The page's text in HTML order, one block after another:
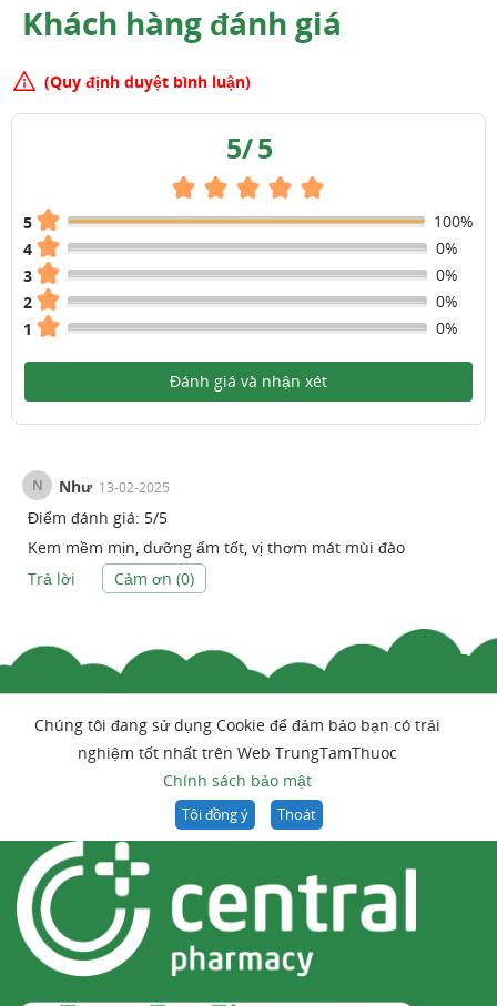
Khách hàng đánh giá
(Quy định duyệt bình luận)
5/5
5
100%
4
0%
3
0%
2
0%
1
0%
Đánh giá và nhận xét
N Như 13-02-2025
Điểm đánh giá: 5/5
Kem mềm mịn, dưỡng ẩm tốt, vị thơm mát mùi đào
Trả lời
Cảm ơn (0)
Chúng tôi đang sử dụng Cookie để đảm bảo bạn có trải
nghiệm tốt nhất trên Web TrungTamThuoc
Chính sách bảo mật
Tôi đồng ý Thoát